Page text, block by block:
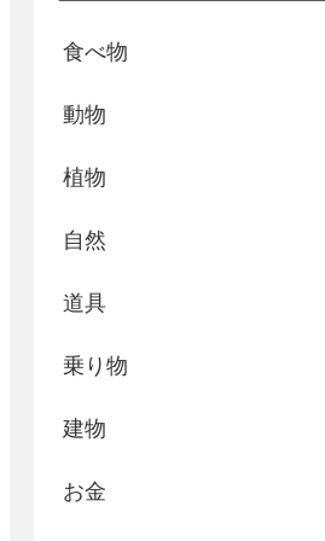
食べ物
動物
植物
自然
道具
乗り物
建物
お金